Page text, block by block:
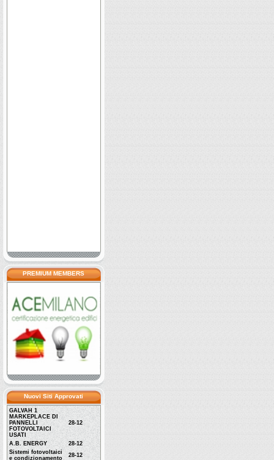
PREMIUM MEMBERS
Nuovi Siti Approvati
GALVAH 1
MARKEPLACE DI
PANNELLI
FOTOVOLTAICI
USATI
28-12
A.B. ENERGY
28-12
Sistemi fotovoltaici
e condizionamento
28-12